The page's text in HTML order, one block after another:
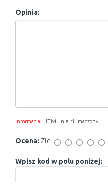
Opinia:
Informacja: HTML nie tłumaczony!
Ocena: Złe
Wpisz kod w polu poniżej: